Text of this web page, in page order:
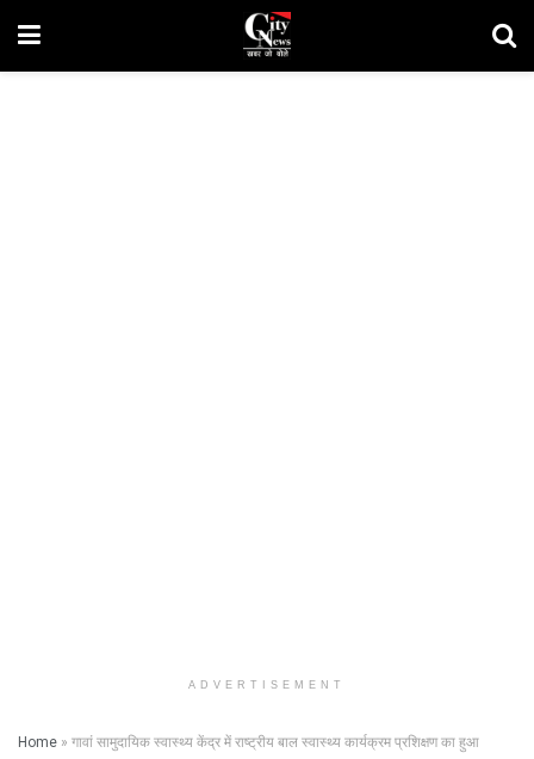
ADVERTISEMENT
Home » गावां सामुदायिक स्वास्थ्य केंद्र में राष्ट्रीय बाल स्वास्थ्य कार्यक्रम प्रशिक्षण का हुआ